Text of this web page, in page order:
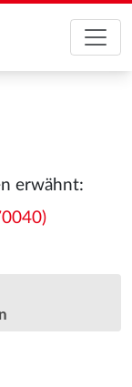
erwähnt: